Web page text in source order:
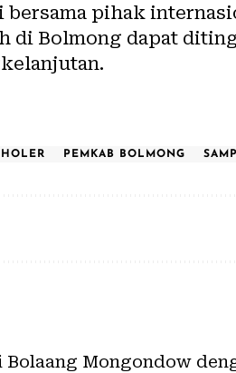
bersama pihak
di Bolmong dapat
PEMKAB BOLMONG
Mongondow